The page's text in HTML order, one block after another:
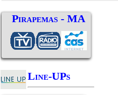
Pirapemas - MA
Line-UPs